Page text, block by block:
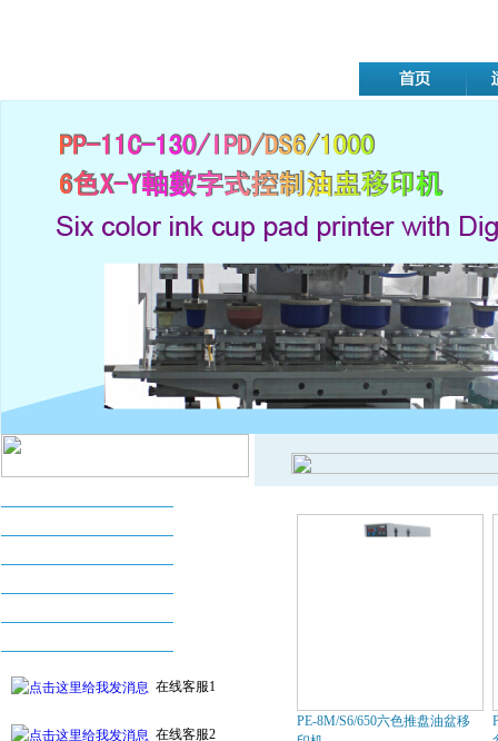
在线客服1
在线客服2
PE-8M/S6/650六色推盘油盆移